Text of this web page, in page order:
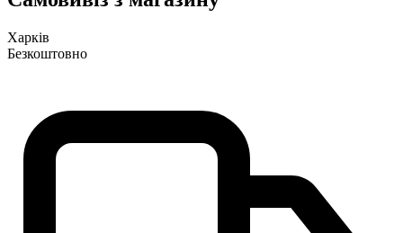
Харків
Безкоштовно